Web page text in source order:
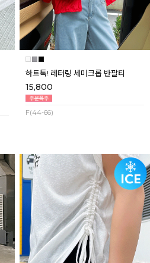
하트톡! 레터링 세미크롭 반팔티
15,800
F(44-66)